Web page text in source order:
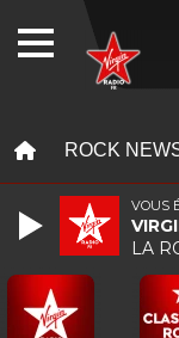
ROCK
VOUS
LA
WEBRADIO